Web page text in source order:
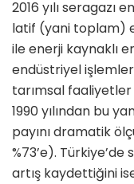
2016 yılı
latif (yani toplam)
ile enerji kay­naklı
endüstriyel işlemler
tarımsal faaliyetler
1990 yılından bu
payını dramatik
%73’e).
artış kaydettiğini